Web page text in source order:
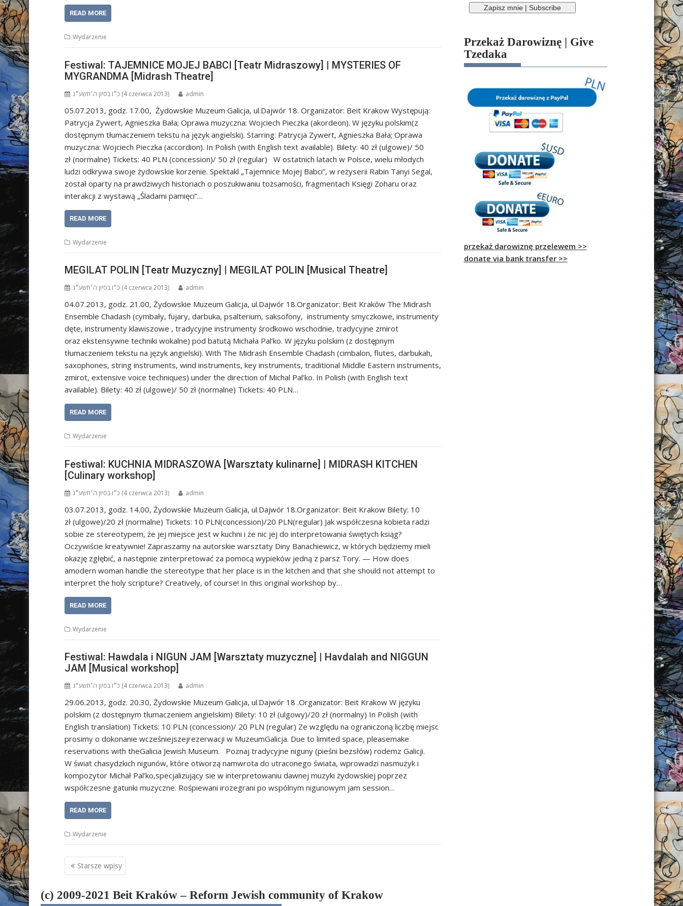
READ MORE
Wydarzenie
Festiwal: TAJEMNICE MOJEJ BABCI [Teatr Midraszowy] | MYSTERIES OF
MYGRANDMA [Midrash Theatre]
כ״ו בסיון ה׳תשע״ג (4 czerwca 2013) admin
05.07.2013, godz. 17.00, Żydowskie Muzeum Galicja, ul.Dajwór 18. Organizator: Beit Krakow Występują:
Patrycja Zywert, Agnieszka Bała; Oprawa muzyczna: Wojciech Pieczka (akordeon). W języku polskim(z
dostępnym tłumaczeniem tekstu na język angielski). Starring: Patrycja Zywert, Agnieszka Bała; Oprawa
muzyczna: Wojciech Pieczka (accordion). In Polish (with English text available). Bilety: 40 zł (ulgowe)/ 50
zł (normalne) Tickets: 40 PLN (concession)/ 50 zł (regular) W ostatnich latach w Polsce, wielu młodych
ludzi odkrywa swoje żydowskie korzenie. Spektakl „Tajemnice Mojej Babci”, w reżyserii Rabin Tanyi Segal,
został oparty na prawdziwych historiach o poszukiwaniu tożsamości, fragmentach Księgi Zoharu oraz
interakcji z wystawą „Śladami pamięci”…
READ MORE
Wydarzenie
MEGILAT POLIN [Teatr Muzyczny] | MEGILAT POLIN [Musical Theatre]
כ״ו בסיון ה׳תשע״ג (4 czerwca 2013) admin
04.07.2013, godz. 21.00, Żydowskie Muzeum Galicja, ul.Dajwór 18.Organizator: Beit Kraków The Midrash
Ensemble Chadash (cymbały, fujary, darbuka, psalterium, saksofony, instrumenty smyczkowe, instrumenty
dęte, instrumenty klawiszowe , tradycyjne instrumenty środkowo wschodnie, tradycyjne zmirot
oraz ekstensywne techniki wokalne) pod batutą Michała Pal’ko. W języku polskim (z dostępnym
tłumaczeniem tekstu na język angielski). With The Midrash Ensemble Chadash (cimbalon, flutes, darbukah,
saxophones, string instruments, wind instruments, key instruments, traditional Middle Eastern instruments,
zmirot, extensive voice techniques) under the direction of Michal Pal’ko. In Polish (with English text
available). Bilety: 40 zł (ulgowe)/ 50 zł (normalne) Tickets: 40 PLN…
READ MORE
Wydarzenie
Festiwal: KUCHNIA MIDRASZOWA [Warsztaty kulinarne] | MIDRASH KITCHEN
[Culinary workshop]
כ״ו בסיון ה׳תשע״ג (4 czerwca 2013) admin
03.07.2013, godz. 14.00, Żydowskie Muzeum Galicja, ul.Dajwór 18.Organizator: Beit Krakow Bilety: 10
zł (ulgowe)/20 zł (normalne) Tickets: 10 PLN(concession)/20 PLN(regular) Jak współczesna kobieta radzi
sobie ze stereotypem, że jej miejsce jest w kuchni i że nic jej do interpretowania świętych ksiąg?
Oczywiście kreatywnie! Zapraszamy na autorskie warsztaty Diny Banachiewicz, w których będziemy mieli
okazję zgłębić, a następnie zinterpretować za pomocą wypieków jedną z parsz Tory. — How does
amodern woman handle the stereotype that her place is in the kitchen and that she should not attempt to
interpret the holy scripture? Creatively, of course! In this original workshop by…
READ MORE
Wydarzenie
Festiwal: Hawdala i NIGUN JAM [Warsztaty muzyczne] | Havdalah and NIGGUN
JAM [Musical workshop]
כ״ו בסיון ה׳תשע״ג (4 czerwca 2013) admin
29.06.2013, godz. 20.30, Żydowskie Muzeum Galicja, ul.Dajwór 18 .Organizator: Beit Krakow W języku
polskim (z dostępnym tłumaczeniem angielskim) Bilety: 10 zł (ulgowy)/20 zł (normalny) In Polish (with
English translation) Tickets: 10 PLN (concession)/ 20 PLN (regular) Ze względu na ograniczoną liczbę miejsc
prosimy o dokonanie wcześniejszejrezerwacji w MuzeumGalicja. Due to limited space, pleasemake
reservations with theGalicia Jewish Museum. Poznaj tradycyjne niguny (pieśni bezsłów) rodemz Galicji.
W świat chasydzkich nigunów, które otworzą namwrota do utraconego świata, wprowadzi nasmuzyk i
kompozytor Michał Pal’ko,specjalizujący sie w interpretowaniu dawnej muzyki żydowskiej poprzez
współczesne gatunki muzyczne. Rośpiewani irozegrani po wspólnym nigunowym jam session…
READ MORE
Wydarzenie
Nawigacja
po
wpisach
Starsze wpisy
Przekaż Darowiznę | Give
Tzedaka
przekaż darowiznę przelewem >>
donate via bank transfer >>
(c) 2009-2021 Beit Kraków – Reform Jewish community of Krakow